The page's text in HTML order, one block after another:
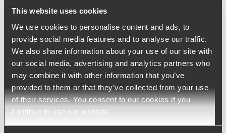
This website uses cookies
We use cookies to personalise content and ads, to
provide social media features and to analyse our traffic.
We also share information about your use of our site with
our social media, advertising and analytics partners who
may combine it with other information that you’ve
provided to them or that they’ve collected from your use
of their services. You consent to our cookies if you
continue to use our website.
Análisis de las secciones del CV e
importación automática de la foto del
candidato Resume Parser Producto de
referencia Ngage, Talentum Mes Octubre
2021 Índice de contenidos 1. ¿Qué es el Parsin
[...]